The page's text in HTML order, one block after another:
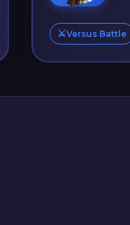
⚔️Versus Battle